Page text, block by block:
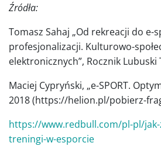
Źródła:
Tomasz Sahaj „Od rekreacji do e-
profesjonalizacji. Kulturowo-
elektronicznych”, Rocznik Lubuski
Maciej Cypryński, „e-SPORT.
2018 (https://helion.pl/pobierz-
https://www.redbull.com/pl-pl/
treningi-w-esporcie